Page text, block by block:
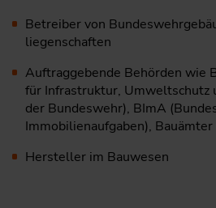
Betreiber von
liegenschaften
Auftraggebende Behörden wie
für Infrastruktur, Umweltschutz
der Bundeswehr), BImA
Immobilienaufgaben),
Hersteller im Bauwesen